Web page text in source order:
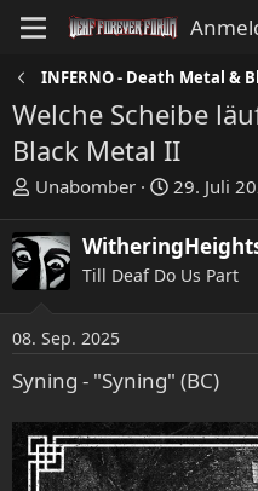
INFERNO - Death Metal &
Welche Scheibe
Black Metal II
E
s
t
e
l
r
Unabomber
E
s
t
e
l
a
29. Juli
Till Deaf Do Us Part
08. Sep. 2025
Syning - "Syning" (BC)